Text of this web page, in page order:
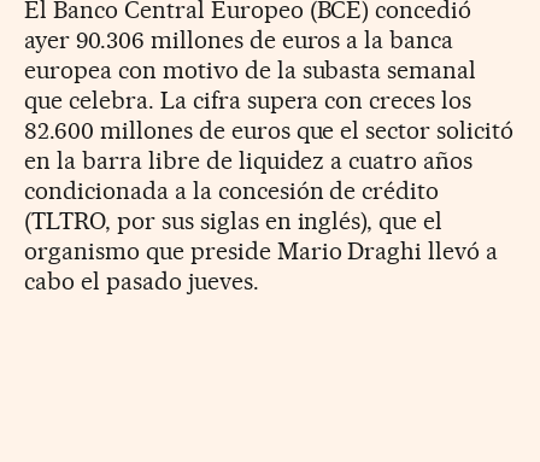
El Banco Central Europeo (BCE) concedió
ayer 90.306 millones de euros a la banca
europea con motivo de la subasta semanal
que celebra. La cifra supera con creces los
82.600 millones de euros que el sector solicitó
en la barra libre de liquidez a cuatro años
condicionada a la concesión de crédito
(TLTRO, por sus siglas en inglés), que el
organismo que preside Mario Draghi llevó a
cabo el pasado jueves.